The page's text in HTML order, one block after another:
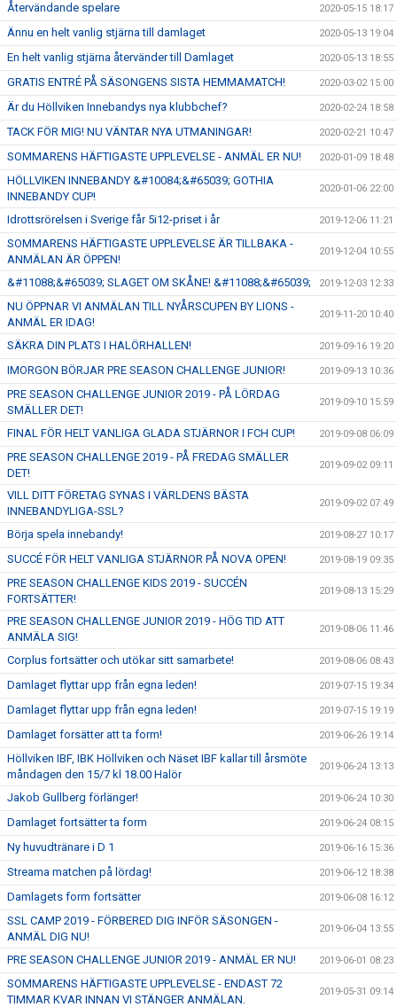
Återvändande spelare 2020-05-15 18:17
Ännu en helt vanlig stjärna till damlaget 2020-05-13 19:04
En helt vanlig stjärna återvänder till Damlaget 2020-05-13 18:55
GRATIS ENTRÉ PÅ SÄSONGENS SISTA HEMMAMATCH! 2020-03-02 15:00
Är du Höllviken Innebandys nya klubbchef? 2020-02-24 18:58
TACK FÖR MIG! NU VÄNTAR NYA UTMANINGAR! 2020-02-21 10:47
SOMMARENS HÄFTIGASTE UPPLEVELSE - ANMÄL ER NU! 2020-01-09 18:48
HÖLLVIKEN INNEBANDY &#10084;&#65039; GOTHIA
INNEBANDY CUP!
2020-01-06 22:00
Idrottsrörelsen i Sverige får 5i12-priset i år 2019-12-06 11:21
SOMMARENS HÄFTIGASTE UPPLEVELSE ÄR TILLBAKA -
ANMÄLAN ÄR ÖPPEN!
2019-12-04 10:55
&#11088;&#65039; SLAGET OM SKÅNE! &#11088;&#65039; 2019-12-03 12:33
NU ÖPPNAR VI ANMÄLAN TILL NYÅRSCUPEN BY LIONS -
ANMÄL ER IDAG!
2019-11-20 10:40
SÄKRA DIN PLATS I HALÖRHALLEN! 2019-09-16 19:20
IMORGON BÖRJAR PRE SEASON CHALLENGE JUNIOR! 2019-09-13 10:36
PRE SEASON CHALLENGE JUNIOR 2019 - PÅ LÖRDAG
SMÄLLER DET!
2019-09-10 15:59
FINAL FÖR HELT VANLIGA GLADA STJÄRNOR I FCH CUP! 2019-09-08 06:09
PRE SEASON CHALLENGE 2019 - PÅ FREDAG SMÄLLER
DET!
2019-09-02 09:11
VILL DITT FÖRETAG SYNAS I VÄRLDENS BÄSTA
INNEBANDYLIGA-SSL?
2019-09-02 07:49
Börja spela innebandy! 2019-08-27 10:17
SUCCÉ FÖR HELT VANLIGA STJÄRNOR PÅ NOVA OPEN! 2019-08-19 09:35
PRE SEASON CHALLENGE KIDS 2019 - SUCCÉN
FORTSÄTTER!
2019-08-13 15:29
PRE SEASON CHALLENGE JUNIOR 2019 - HÖG TID ATT
ANMÄLA SIG!
2019-08-06 11:46
Corplus fortsätter och utökar sitt samarbete! 2019-08-06 08:43
Damlaget flyttar upp från egna leden! 2019-07-15 19:34
Damlaget flyttar upp från egna leden! 2019-07-15 19:19
Damlaget forsätter att ta form! 2019-06-26 19:14
Höllviken IBF, IBK Höllviken och Näset IBF kallar till årsmöte
måndagen den 15/7 kl 18.00 Halör
2019-06-24 13:13
Jakob Gullberg förlänger! 2019-06-24 10:30
Damlaget fortsätter ta form 2019-06-24 08:15
Ny huvudtränare i D 1 2019-06-16 15:36
Streama matchen på lördag! 2019-06-12 18:38
Damlagets form fortsätter 2019-06-08 16:12
SSL CAMP 2019 - FÖRBERED DIG INFÖR SÄSONGEN -
ANMÄL DIG NU!
2019-06-04 13:55
PRE SEASON CHALLENGE JUNIOR 2019 - ANMÄL ER NU! 2019-06-01 08:23
SOMMARENS HÄFTIGASTE UPPLEVELSE - ENDAST 72
TIMMAR KVAR INNAN VI STÄNGER ANMÄLAN.
2019-05-31 09:14